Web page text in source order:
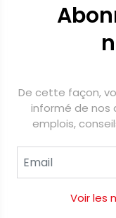
De cette façon,
informé de nos
emplois,
Voir les